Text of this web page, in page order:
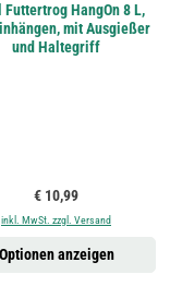
Futtertrog HangOn 8 L,
mit Ausgießer
und Haltegriff
Regulärer Preis:
€ 10,99
inkl. MwSt. zzgl. Versand
Optionen anzeigen